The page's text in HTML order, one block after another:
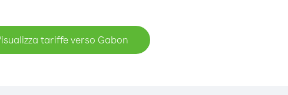
tariffe verso Gabon